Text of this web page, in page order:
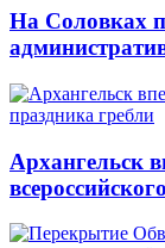
На Соловках
Архангельск